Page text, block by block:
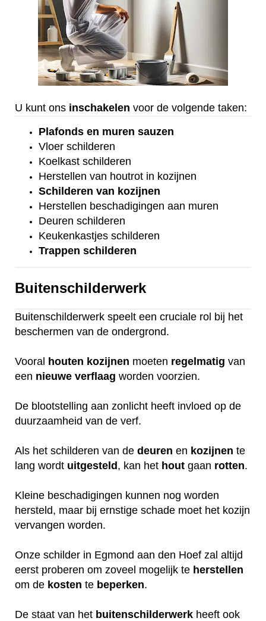
U kunt ons inschakelen voor de volgende taken:
Plafonds en muren sauzen
Vloer schilderen
Koelkast schilderen
Herstellen van houtrot in kozijnen
Schilderen van kozijnen
Herstellen beschadigingen aan muren
Deuren schilderen
Keukenkastjes schilderen
Trappen schilderen
Buitenschilderwerk
Buitenschilderwerk speelt een cruciale rol bij het
beschermen van de ondergrond.
Vooral houten kozijnen moeten regelmatig van
een nieuwe verflaag worden voorzien.
De blootstelling aan zonlicht heeft invloed op de
duurzaamheid van de verf.
Als het schilderen van de deuren en kozijnen te
lang wordt uitgesteld, kan het hout gaan rotten.
Kleine beschadigingen kunnen nog worden
hersteld, maar bij ernstige schade moet het kozijn
vervangen worden.
Onze schilder in Egmond aan den Hoef zal altijd
eerst proberen om zoveel mogelijk te herstellen
om de kosten te beperken.
De staat van het buitenschilderwerk heeft ook